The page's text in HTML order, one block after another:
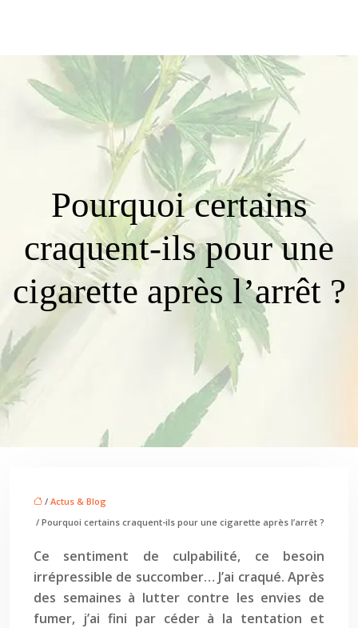
Pourquoi certains
craquent-ils pour une
cigarette après l’arrêt ?
/ Actus & Blog
/ Pourquoi certains craquent-ils pour une cigarette après l’arrêt ?
Ce sentiment de culpabilité, ce besoin
irrépressible de succomber… J’ai craqué. Après
des semaines à lutter contre les envies de
fumer, j’ai fini par céder à la tentation et